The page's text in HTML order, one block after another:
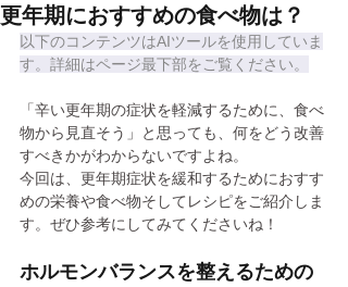
更年期におすすめの食べ物は？
以下のコンテンツはAIツールを使用していま
す。詳細はページ最下部をご覧ください。
「辛い更年期の症状を軽減するために、食べ
物から見直そう」と思っても、何をどう改善
すべきかがわからないですよね。
今回は、更年期症状を緩和するためにおすす
めの栄養や食べ物そしてレシピをご紹介しま
す。ぜひ参考にしてみてくださいね！
ホルモンバランスを整えるための